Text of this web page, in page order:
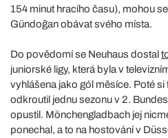
154 minut hracího času), mohou
Gündoğan obávat svého místa.
Do povědomí se Neuhaus dostal
juniorské ligy, která byla v
vyhlášena jako gól měsíce. Poté
odkroutil jednu sezonu v 2.
opustil. Mönchengladbach jej
ponechal, a to na hostování v